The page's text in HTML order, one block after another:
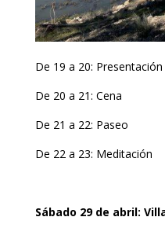
De 19 a 20:
De 20 a 21: Cena
De 21 a 22: Paseo
De 22 a 23: Meditación
Sábado 29 de abril: